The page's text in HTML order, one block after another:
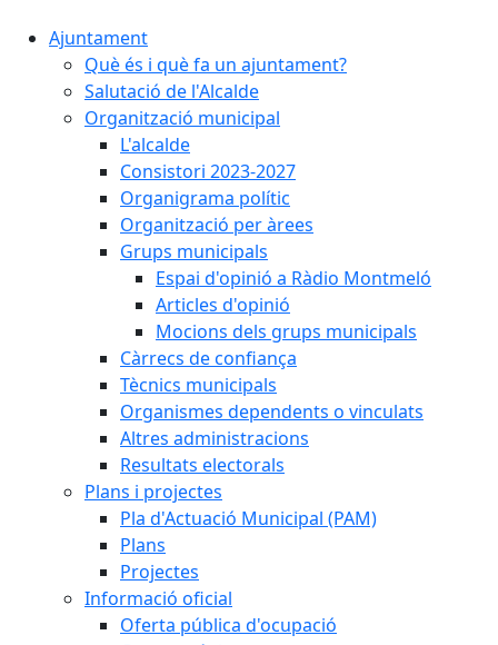
Ajuntament
Què és i què fa un ajuntament?
Salutació de l'Alcalde
Organització municipal
L'alcalde
Consistori 2023-2027
Organigrama polític
Organització per àrees
Grups municipals
Espai d'opinió a Ràdio Montmeló
Articles d'opinió
Mocions dels grups municipals
Càrrecs de confiança
Tècnics municipals
Organismes dependents o vinculats
Altres administracions
Resultats electorals
Plans i projectes
Pla d'Actuació Municipal (PAM)
Plans
Projectes
Informació oficial
Oferta pública d'ocupació